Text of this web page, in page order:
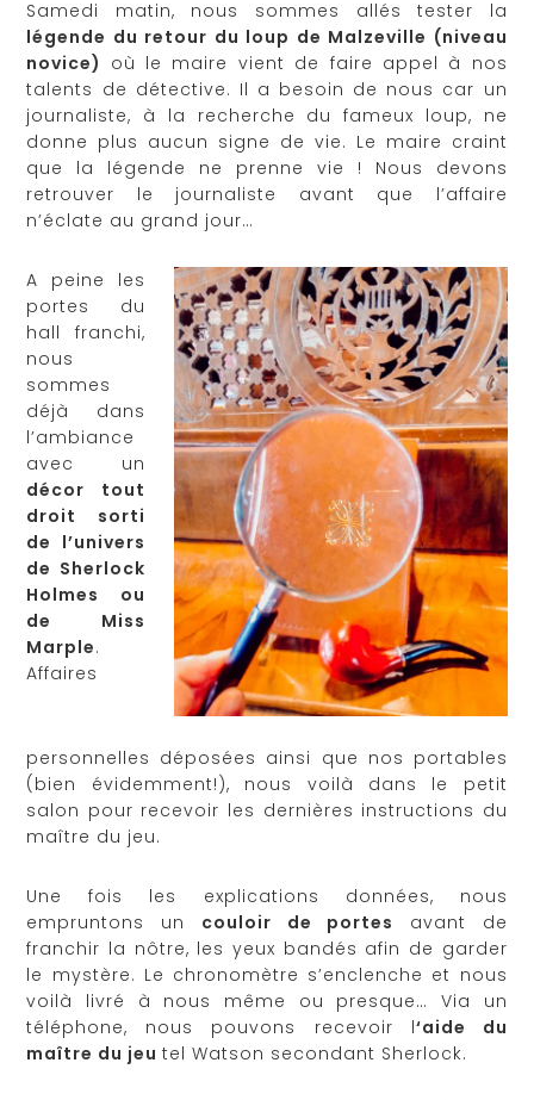
Samedi matin, nous sommes allés tester la
légende du retour du loup de Malzeville (niveau
novice) où le maire vient de faire appel à nos
talents de détective. Il a besoin de nous car un
journaliste, à la recherche du fameux loup, ne
donne plus aucun signe de vie. Le maire craint
que la légende ne prenne vie ! Nous devons
retrouver le journaliste avant que l’affaire
n’éclate au grand jour…
A peine les
portes du
hall franchi,
nous
sommes
déjà dans
l’ambiance
avec un
décor tout
droit sorti
de l’univers
de Sherlock
Holmes ou
de Miss
Marple.
Affaires
personnelles déposées ainsi que nos portables
(bien évidemment!), nous voilà dans le petit
salon pour recevoir les dernières instructions du
maître du jeu.
Une fois les explications données, nous
empruntons un couloir de portes
avant de
franchir la nôtre, les yeux bandés afin de garder
le mystère. Le chronomètre s’enclenche et nous
voilà livré à nous même ou presque… Via un
téléphone, nous pouvons recevoir l‘aide du
maître du jeutel Watson secondant Sherlock.